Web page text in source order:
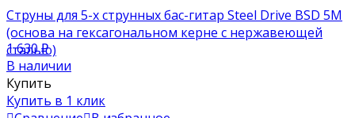
Струны для 5-х струнных бас-гитар Steel Drive BSD 5M
(основа на гексагональном керне с нержавеющей
сталью)
1 630₽
В наличии
Купить
Купить в 1 клик